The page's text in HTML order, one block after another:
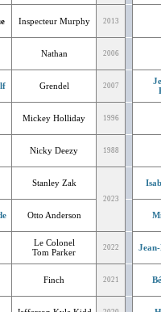
Inspecteur Murphy 2013
Nathan 2006
Grendel 2007
Mickey Holliday 1996
Nicky Deezy 1988
Stanley Zak
2023
Otto Anderson
Le Colonel
Tom Parker
2022
Finch 2021